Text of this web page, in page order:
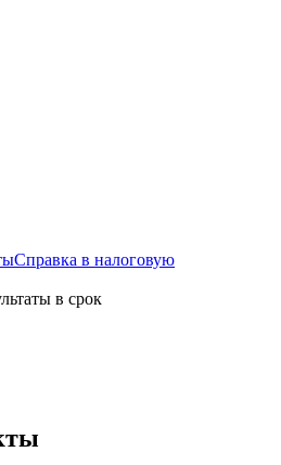
Справка в налоговую
в срок